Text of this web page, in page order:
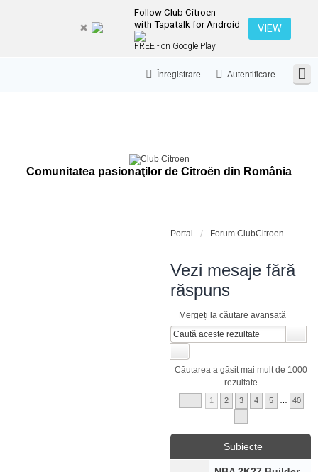
Follow Club Citroen
with Tapatalk for Android
FREE - on Google Play
VIEW
Autentificare
Înregistrare
Comunitatea pasionaţilor de Citroën din România
Portal Forum ClubCitroen
Vezi mesaje fără
răspuns
Mergeți la căutare avansată
Căutarea a găsit mai mult de 1000
rezultate
1 2 3 4 5 40
Subiecte